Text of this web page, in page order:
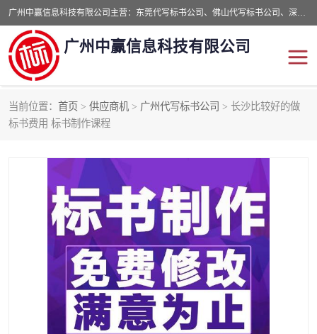
广州中赢信息科技有限公司主营：东莞代写标书公司、佛山代写标书公司、深圳代写标书公司等,食品类标书、工程类类标书,经验丰富的标书制作团队,24小时加急服务,多对一服务。
广州中赢信息科技有限公司
当前位置： 首页 > 供应商机 > 广州代写标书公司 > 长沙比较好的做
标书费用 标书制作课程
东莞代写标书公司
深圳代写标书公司 广州代写标书公司